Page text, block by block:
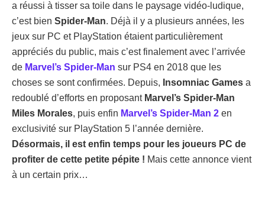
a réussi à tisser sa toile dans le paysage vidéo-ludique,
c’est bien Spider-Man. Déjà il y a plusieurs années, les
jeux sur PC et PlayStation étaient particulièrement
appréciés du public, mais c’est finalement avec l’arrivée
de Marvel’s Spider-Man sur PS4 en 2018 que les
choses se sont confirmées. Depuis, Insomniac Games a
redoublé d’efforts en proposant Marvel’s Spider-Man
Miles Morales, puis enfin Marvel’s Spider-Man 2 en
exclusivité sur PlayStation 5 l’année dernière.
Désormais, il est enfin temps pour les joueurs PC de
profiter de cette petite pépite ! Mais cette annonce vient
à un certain prix…